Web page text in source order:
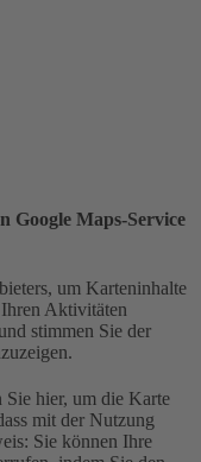
Google Maps-Service
um Karteninhalte
Aktivitäten
stimmen Sie der
hier, um die Karte
mit der Nutzung
Sie können Ihre